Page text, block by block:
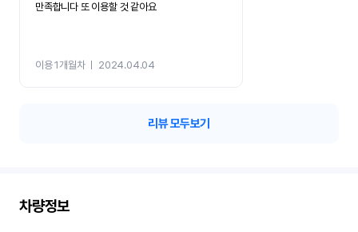
만족합니다 또 이용할 것 같아요
이용 1개월차ㅣ 2024.04.04
리뷰 모두보기
차량정보